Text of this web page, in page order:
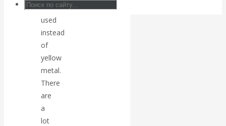
Валентин
КАтасонов.
Может ли
Америка
покинуть НАТО?
is
used
instead
of
yellow
metal.
There
are
a
lot